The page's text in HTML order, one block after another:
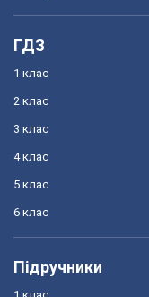
ГДЗ
1 клас
2 клас
3 клас
4 клас
5 клас
6 клас
Підручники